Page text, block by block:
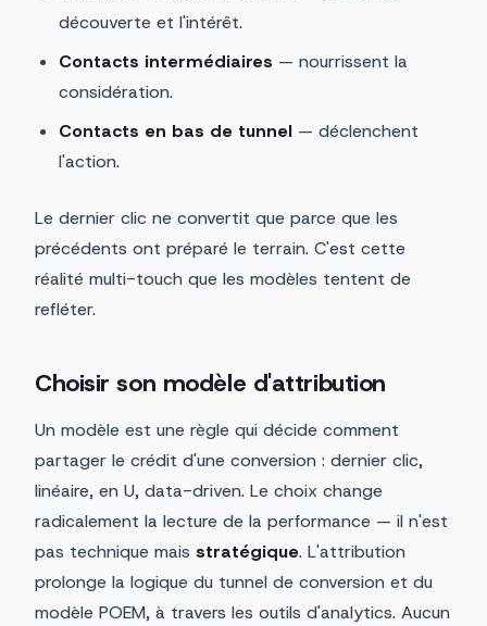
découverte et l'intérêt.
Contacts intermédiaires — nourrissent la
considération.
Contacts en bas de tunnel — déclenchent
l'action.
Le dernier clic ne convertit que parce que les
précédents ont préparé le terrain. C'est cette
réalité multi-touch que les modèles tentent de
refléter.
Choisir son modèle d'attribution
Un modèle est une règle qui décide comment
partager le crédit d'une conversion : dernier clic,
linéaire, en U, data-driven. Le choix change
radicalement la lecture de la performance — il n'est
pas technique mais stratégique. L'attribution
prolonge la logique du tunnel de conversion et du
modèle POEM, à travers les outils d'analytics. Aucun